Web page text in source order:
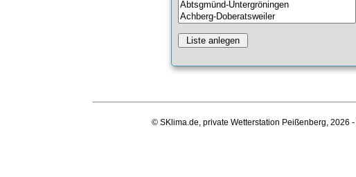
© SKlima.de, private Wetterstation Peißenberg, 2026 -